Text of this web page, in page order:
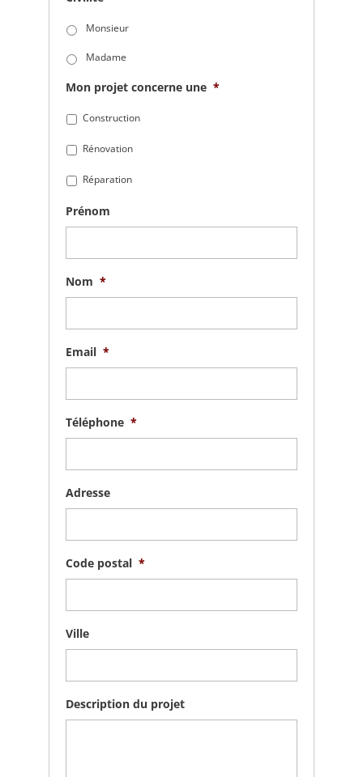
Monsieur
Madame
Mon projet concerne une *
Construction
Rénovation
Réparation
Prénom
Nom *
Email *
Téléphone *
Adresse
Code postal *
Ville
Description du projet